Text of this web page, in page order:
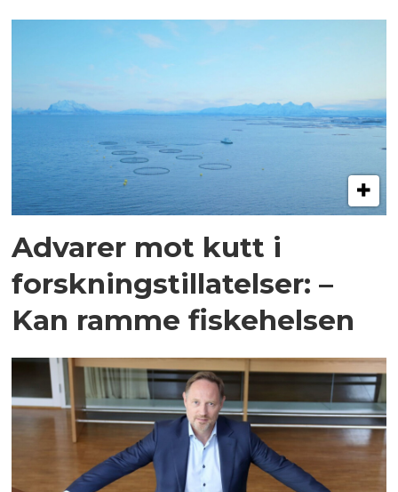
Advarer mot kutt i
forskningstillatelser: –
Kan ramme fiskehelsen